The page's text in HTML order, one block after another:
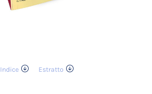
Indice
Estratto